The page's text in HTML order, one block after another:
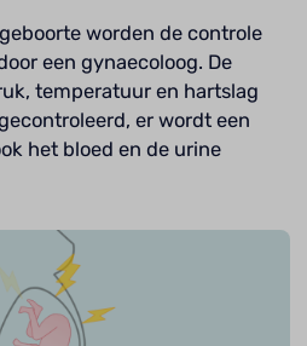
worden de controle
een gynaecoloog. De
temperatuur en hartslag
er wordt een
het bloed en de urine